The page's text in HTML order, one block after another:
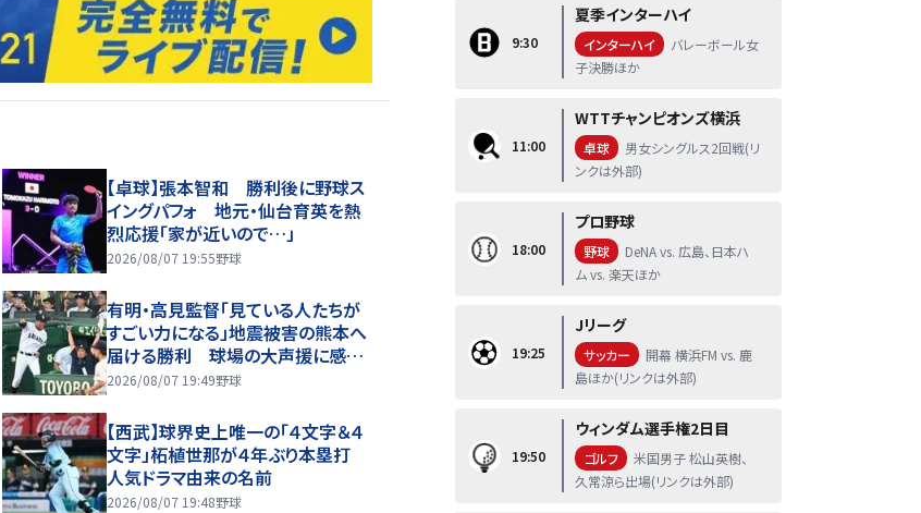
【卓球】張本智和 勝利後に野球ス
イングパフォ 地元・仙台育英を熱
烈応援「家が近いので…」
2026/08/07 19:55野球
有明・高見監督「見ている人たちが
すごい力になる」地震被害の熊本へ
届ける勝利 球場の大声援に感謝
「全員が手をたたいてくれて。涙出そ
2026/08/07 19:49野球
【西武】球界史上唯一の「４文字＆４
文字」柘植世那が４年ぶり本塁打
人気ドラマ由来の名前
2026/08/07 19:48野球
9:30
夏季インターハイ
インターハイ
バレーボール女
子決勝ほか
11:00
WTTチャンピオンズ横浜
卓球
男女シングルス2回戦(リ
ンクは外部)
18:00
プロ野球
野球
DeNA vs. 広島、日本ハ
ム vs. 楽天ほか
19:25
Jリーグ
サッカー
開幕 横浜FM vs. 鹿
島ほか(リンクは外部)
19:50
ウィンダム選手権2日目
ゴルフ
米国男子 松山英樹、
久常涼ら出場(リンクは外部)